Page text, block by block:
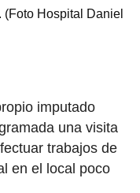
Hospital Daniel
imputado
una visita
trabajos de
en el local poco